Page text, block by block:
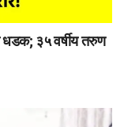
धडक; ३५ वर्षीय तरुण